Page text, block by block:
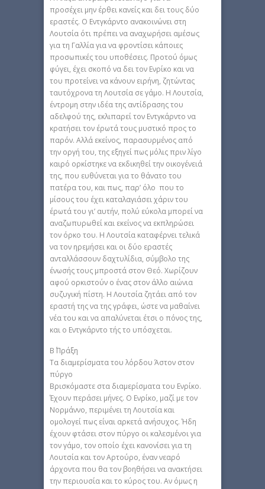
προσέχει μην έρθει κανείς και δει τους δύο
εραστές. Ο Εντγκάρντο ανακοινώνει στη
Λουτσία ότι πρέπει να αναχωρήσει αμέσως
για τη Γαλλία για να φροντίσει κάποιες
προσωπικές του υποθέσεις. Προτού όμως
φύγει, έχει σκοπό να δει τον Ενρίκο και να
του προτείνει να κάνουν ειρήνη, ζητώντας
ταυτόχρονα τη Λουτσία σε γάμο. Η Λουτσία,
έντρομη στην ιδέα της αντίδρασης του
αδελφού της, εκλιπαρεί τον Εντγκάρντο να
κρατήσει τον έρωτά τους μυστικό προς το
παρόν. Αλλά εκείνος, παρασυρμένος από
την οργή του, της εξηγεί πως μόλις πριν λίγο
καιρό ορκίστηκε να εκδικηθεί την οικογένειά
της, που ευθύνεται για το θάνατο του
πατέρα του, και πως, παρ’ όλο που το
μίσους του έχει καταλαγιάσει χάριν του
έρωτά του γι’ αυτήν, πολύ εύκολα μπορεί να
αναζωπυρωθεί και εκείνος να εκπληρώσει
τον όρκο του. Η Λουτσία καταφέρνει τελικά
να τον ηρεμήσει και οι δύο εραστές
ανταλλάσσουν δαχτυλίδια, σύμβολο της
ένωσής τους μπροστά στον Θεό. Χωρίζουν
αφού ορκιστούν ο ένας στον άλλο αιώνια
συζυγική πίστη. Η Λουτσία ζητάει από τον
εραστή της να της γράφει, ώστε να μαθαίνει
νέα του και να απαλύνεται έτσι ο πόνος της,
και ο Εντγκάρντο τής το υπόσχεται.
Β΄ Πράξη
Τα διαμερίσματα του λόρδου Άστον στον
πύργο
Βρισκόμαστε στα διαμερίσματα του Ενρίκο.
Έχουν περάσει μήνες. Ο Ενρίκο, μαζί με τον
Νορμάννο, περιμένει τη Λουτσία και
ομολογεί πως είναι αρκετά ανήσυχος. Ήδη
έχουν φτάσει στον πύργο οι καλεσμένοι για
τον γάμο, τον οποίο έχει κανονίσει για τη
Λουτσία και τον Αρτούρο, έναν νεαρό
άρχοντα που θα τον βοηθήσει να ανακτήσει
την περιουσία και το κύρος του. Αν όμως η